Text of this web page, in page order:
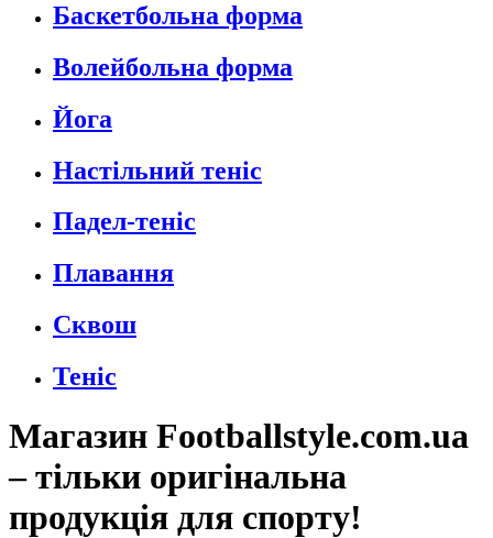
Баскетбольна форма
Волейбольна форма
Йога
Настільний теніс
Падел-теніс
Плавання
Сквош
Теніс
Магазин Footballstyle.com.ua
– тільки оригінальна
продукція для спорту!